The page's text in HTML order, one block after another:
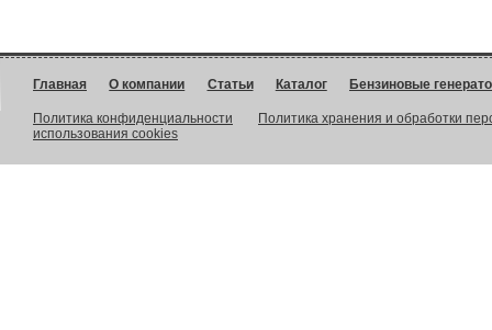
Главная О компании Статьи Каталог Бензиновые
Политика конфиденциальности
Политика хранения и обработки
использования cookies